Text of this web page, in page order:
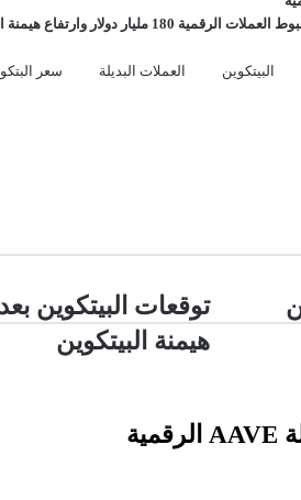
دولار وارتفاع هيمنة البيتكوين .
البيتكوين العملات البديلة
سعر
توقعات
البيتكوين
بعد
البيتكوين
توقعات البيتكوين
هيمنة البيتكوين